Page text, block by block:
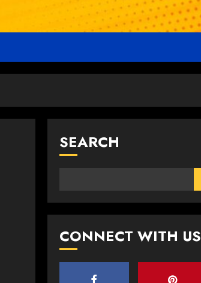
SEARCH
CONNECT WITH US